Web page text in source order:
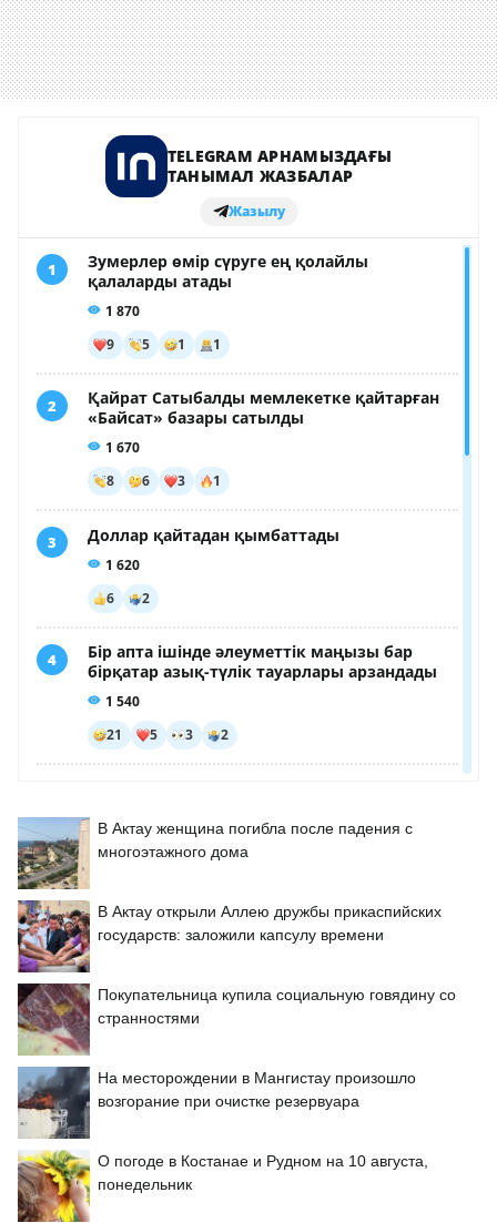
В Актау женщина погибла после падения с
многоэтажного дома
В Актау открыли Аллею дружбы прикаспийских
государств: заложили капсулу времени
Покупательница купила социальную говядину со
странностями
На месторождении в Мангистау произошло
возгорание при очистке резервуара
О погоде в Костанае и Рудном на 10 августа,
понедельник